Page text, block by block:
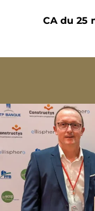
CA du 25